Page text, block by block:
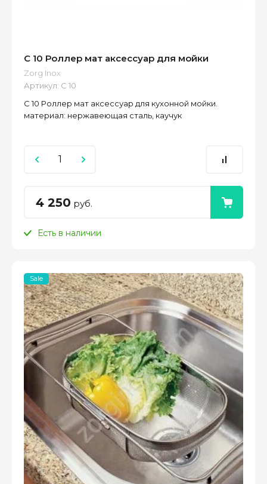
C 10 Роллер мат аксессуар для мойки
Zorg Inox
Артикул: C 10
C 10 Роллер мат аксессуар для кухонной мойки.
материал: нержавеющая сталь, каучук
4 250 руб.
Есть в наличии
Sale